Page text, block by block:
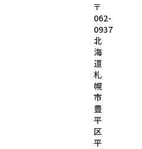
〒
062-
0937
北
海
道
札
幌
市
豊
平
区
平